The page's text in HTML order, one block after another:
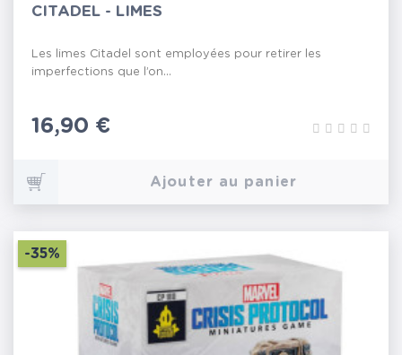
CITADEL - LIMES
Les limes Citadel sont employées pour retirer les
imperfections que l’on...
Prix
16,90 €
Ajouter au panier
-35%